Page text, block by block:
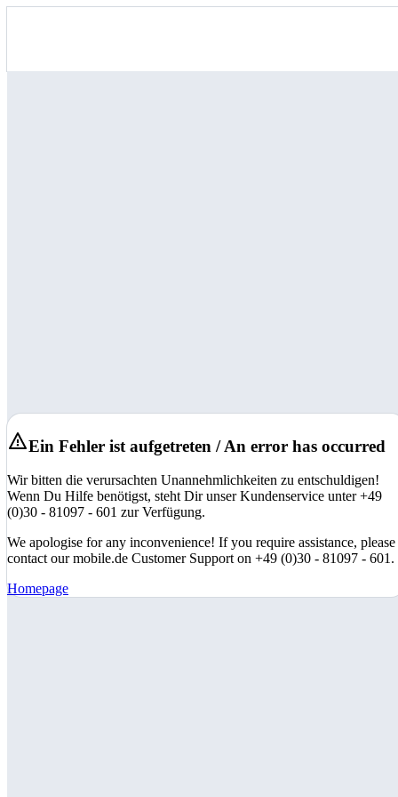
Ein Fehler ist aufgetreten / An error has occurred
Wir bitten die verursachten Unannehmlichkeiten zu entschuldigen!
Wenn Du Hilfe benötigst, steht Dir unser Kundenservice unter +49
(0)30 - 81097 - 601 zur Verfügung.
We apologise for any inconvenience! If you require assistance, please
contact our mobile.de Customer Support on +49 (0)30 - 81097 - 601.
Homepage